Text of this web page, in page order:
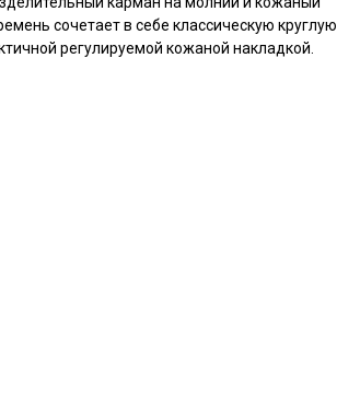
сочетает в себе классическую круглую
регулируемой кожаной накладкой.